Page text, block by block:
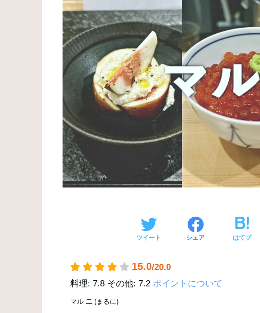
ツイート シェア はてブ
15.0/20.0
料理: 7.8 その他: 7.2 ポイントについて
マル 二 (まるに)